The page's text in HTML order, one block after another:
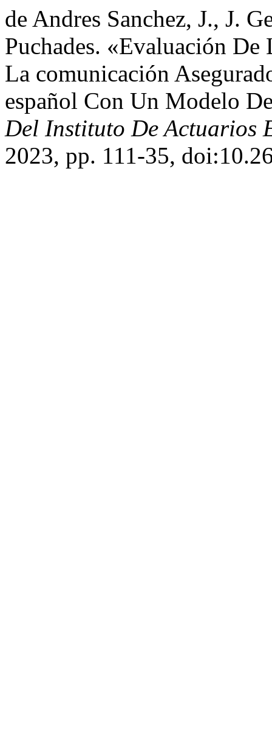
de Andres Sanchez, J., J.
Puchades. «Evaluación
La comunicación
español Con Un Modelo
Del Instituto De Actuarios
2023, pp. 111-35,